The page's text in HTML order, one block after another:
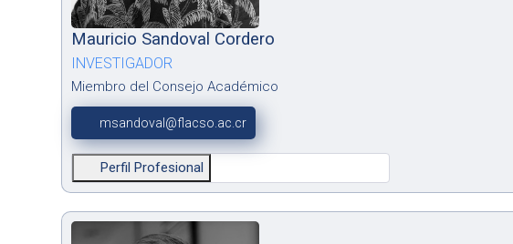
Mauricio Sandoval Cordero
INVESTIGADOR
Miembro del Consejo Académico
msandoval@flacso.ac.cr
Perfil Profesional